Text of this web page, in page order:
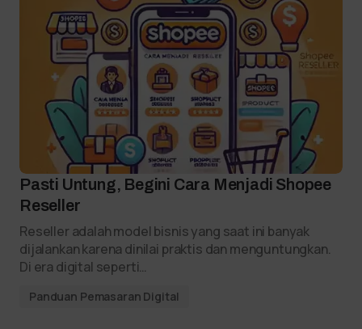
Pasti Untung, Begini Cara Menjadi Shopee
Reseller
Reseller adalah model bisnis yang saat ini banyak
dijalankan karena dinilai praktis dan menguntungkan.
Di era digital seperti…
Panduan Pemasaran Digital